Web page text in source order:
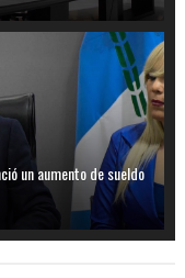
un aumento de sueldo